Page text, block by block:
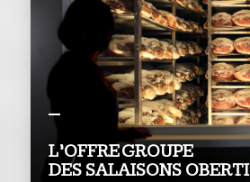
L’OFFRE GROUPE
DES SALAISONS OBERTI